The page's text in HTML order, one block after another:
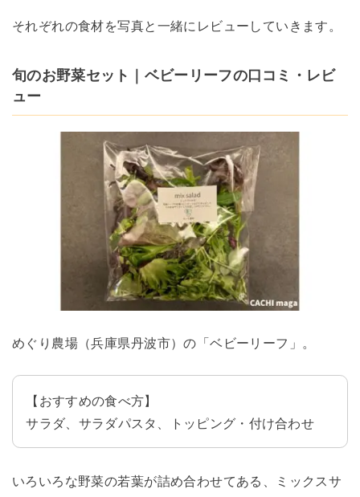
それぞれの食材を写真と一緒にレビューしていきます。
旬のお野菜セット｜ベビーリーフの口コミ・レビ
ュー
めぐり農場（兵庫県丹波市）の「ベビーリーフ」。
【おすすめの食べ方】
サラダ、サラダパスタ、トッピング・付け合わせ
いろいろな野菜の若葉が詰め合わせてある、ミックスサ